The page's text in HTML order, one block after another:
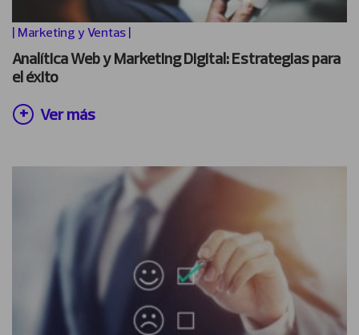
| Marketing y Ventas |
Analítica Web y Marketing Digital: Estrategias para
el éxito
Ver más